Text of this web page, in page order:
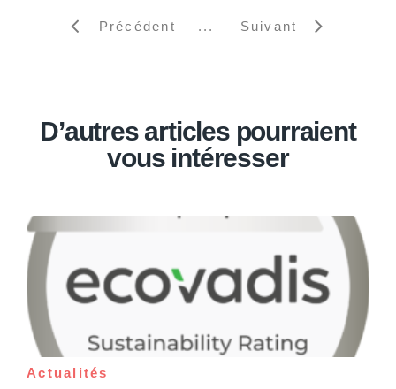
Précédent Suivant
D’autres articles pourraient
vous intéresser
Actualités